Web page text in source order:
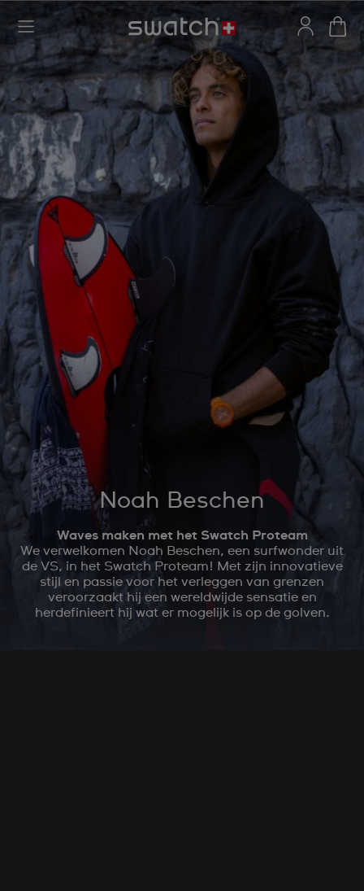
Noah Beschen
Waves maken met het Swatch Proteam
We verwelkomen Noah Beschen, een surfwonder uit
de VS, in het Swatch Proteam! Met zijn innovatieve
stijl en passie voor het verleggen van grenzen
veroorzaakt hij een wereldwijde sensatie en
herdefinieert hij wat er mogelijk is op de golven.